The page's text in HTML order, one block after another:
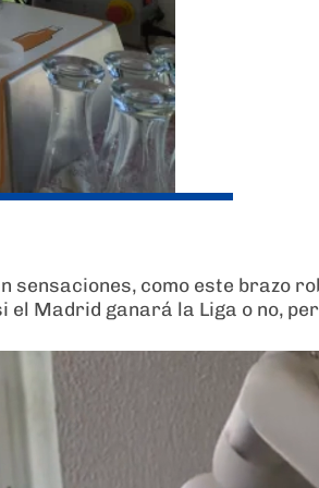
sensaciones, como este brazo
el Madrid ganará la Liga o no,